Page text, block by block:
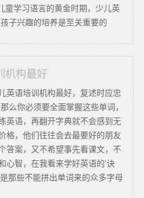
童学习语言的黄金时期，少儿英
子兴趣的培养是至关重要的
机构最好
英语培训机构最好，复述时应忠
么你必须要全面掌握这些单词，
英语，再翻开字典就不会感到无
格，他们往往会去最要好的朋友
答案，又不希望事先看课文，不
心智，在我看来学好英语的'诀
那些不能拼出单词来的众多字母